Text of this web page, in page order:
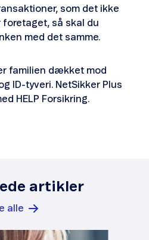
som det ikke
foretaget, så skal du
med det samme.
familien dækket mod
ID-tyveri. NetSikker Plus
HELP Forsikring.
artikler
alle